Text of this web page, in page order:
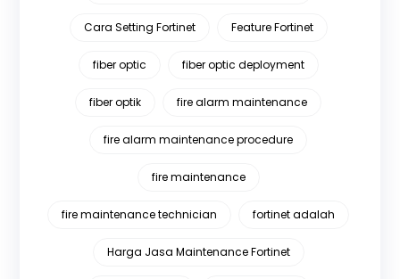
Cara Setting Fortinet Feature Fortinet
fiber optic fiber optic deployment
fiber optik fire alarm maintenance
fire alarm maintenance procedure
fire maintenance
fire maintenance technician fortinet adalah
Harga Jasa Maintenance Fortinet